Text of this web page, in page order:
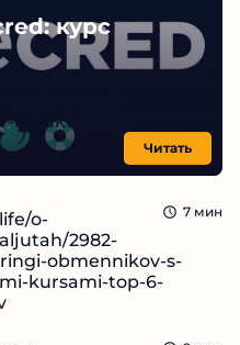
курс
harakteristiki
Читать
o-
2982-
obmennikov-s-
kursami-top-6-
7 мин
Читать
криптовалюты